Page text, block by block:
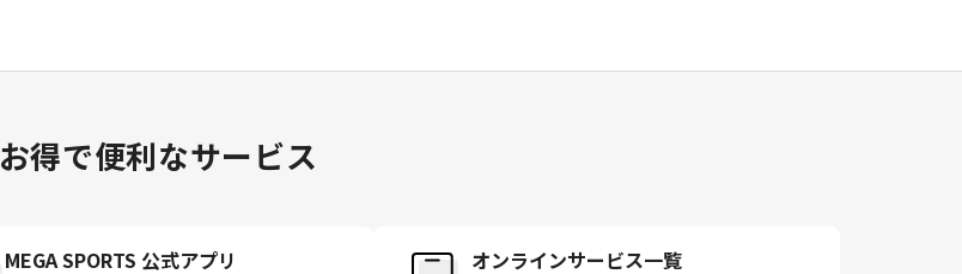
お得で便利なサービス
MEGA SPORTS 公式アプリ オンラインサービス一覧